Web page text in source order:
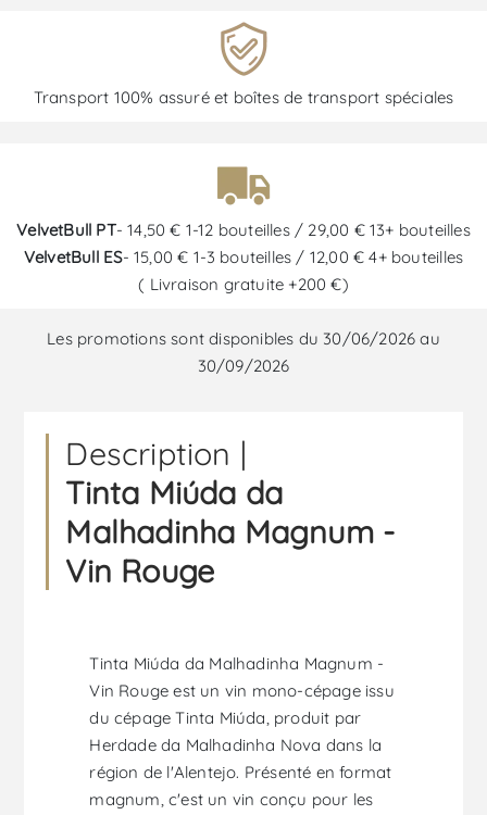
Transport 100% assuré et boîtes de transport spéciales
VelvetBull PT- 14,50 € 1-12 bouteilles / 29,00 € 13+ bouteilles
VelvetBull ES- 15,00 € 1-3 bouteilles / 12,00 € 4+ bouteilles
( Livraison gratuite +200 €)
Les promotions sont disponibles du 30/06/2026 au
30/09/2026
Description |
Tinta Miúda da
Malhadinha Magnum -
Vin Rouge
Tinta Miúda da Malhadinha Magnum -
Vin Rouge est un vin mono-cépage issu
du cépage Tinta Miúda, produit par
Herdade da Malhadinha Nova dans la
région de l'Alentejo. Présenté en format
magnum, c'est un vin conçu pour les